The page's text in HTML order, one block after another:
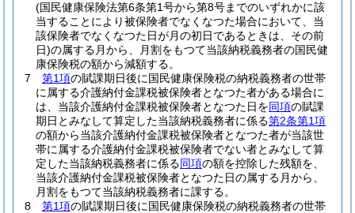
(国民健康保険法第6条第1号から第8号までのいずれかに該
当することにより被保険者でなくなつた場合において、当
該保険者でなくなつた日が月の初日であるときは、その前
日)の属する月から、月割をもつて当該納税義務者の国民健
康保険税の額から減額する。
7
第1項の賦課期日後に国民健康保険税の納税義務者の世帯
に属する介護納付金課税被保険者となつた者がある場合に
は、当該介護納付金課税被保険者となつた日を同項の賦課
期日とみなして算定した当該納税義務者に係る第2条第1項
の額から当該介護納付金課税被保険者となつた者が当該世
帯に属する介護納付金課税被保険者でない者とみなして算
定した当該納税義務者に係る同項の額を控除した残額を、
当該介護納付金課税被保険者となつた日の属する月から、
月割をもつて当該納税義務者に課する。
8
第1項の賦課期日後に国民健康保険税の納税義務者の世帯